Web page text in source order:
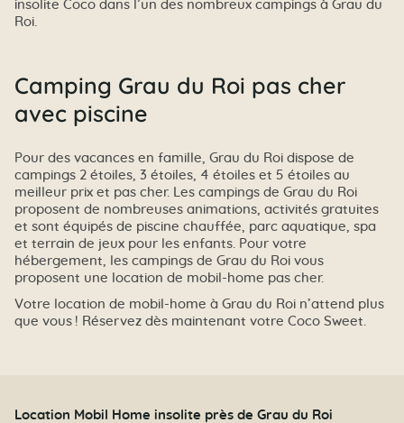
insolite Coco dans l’un des nombreux campings à Grau du
Roi.
Camping Grau du Roi pas cher
avec piscine
Pour des vacances en famille, Grau du Roi dispose de
campings 2 étoiles, 3 étoiles, 4 étoiles et 5 étoiles au
meilleur prix et pas cher. Les campings de Grau du Roi
proposent de nombreuses animations, activités gratuites
et sont équipés de piscine chauffée, parc aquatique, spa
et terrain de jeux pour les enfants. Pour votre
hébergement, les campings de Grau du Roi vous
proposent une location de mobil-home pas cher.
Votre location de mobil-home à Grau du Roi n’attend plus
que vous ! Réservez dès maintenant votre Coco Sweet.
Location Mobil Home insolite près de Grau du Roi